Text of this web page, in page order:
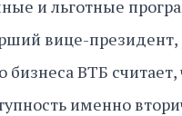
и льготные
вице-
бизнеса ВТБ
именно